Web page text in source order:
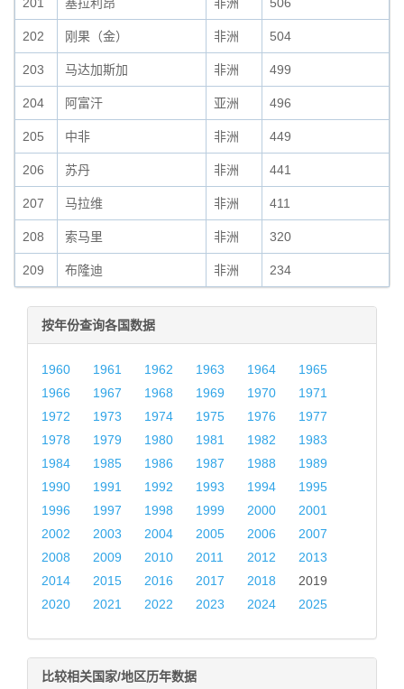
202 刚果（金） 非洲 504
203 马达加斯加 非洲 499
204 阿富汗 亚洲 496
205 中非 非洲 449
206 苏丹 非洲 441
207 马拉维 非洲 411
208 索马里 非洲 320
209 布隆迪 非洲 234
按年份查询各国数据
1960 1961 1962 1963 1964
1965
1966
1967 1968 1969 1970
1971
1972
1973 1974 1975 1976
1977
1978
1979 1980 1981 1982
1983
1984
1985 1986 1987 1988
1989
1990
1991 1992 1993 1994
1995
1996
1997 1998 1999 2000
2001
2002
2003 2004 2005 2006
2007
2008
2009 2010 2011 2012
2013
2014
2015 2016 2017 2018
2019
2020
2021 2022 2023 2024 2025
比较相关国家/地区历年数据